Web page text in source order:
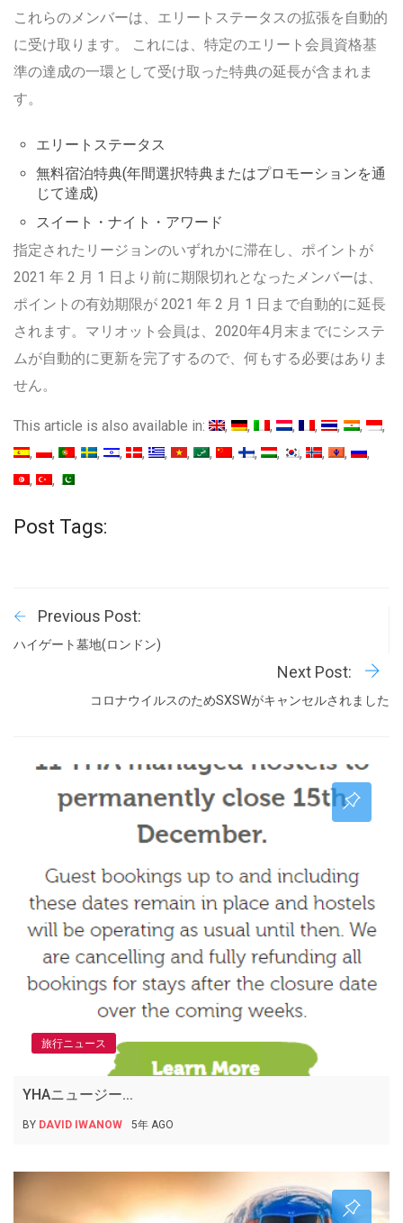
これらのメンバーは、エリートステータスの拡張を自動的
に受け取ります。 これには、特定のエリート会員資格基
準の達成の一環として受け取った特典の延長が含まれま
す。
エリートステータス
無料宿泊特典(年間選択特典またはプロモーションを通
じて達成)
スイート・ナイト・アワード
指定されたリージョンのいずれかに滞在し、ポイントが
2021 年 2 月 1 日より前に期限切れとなったメンバーは、
ポイントの有効期限が 2021 年 2 月 1 日まで自動的に延長
されます。マリオット会員は、2020年4月末までにシステ
ムが自動的に更新を完了するので、何もする必要はありま
せん。
This article is also available in:
Post Tags:
Previous Post:
ハイゲート墓地(ロンドン)
Next Post:
コロナウイルスのためSXSWがキャンセルされました
旅行ニュース
YHAニュージー...
BY DAVID IWANOW 5年 AGO